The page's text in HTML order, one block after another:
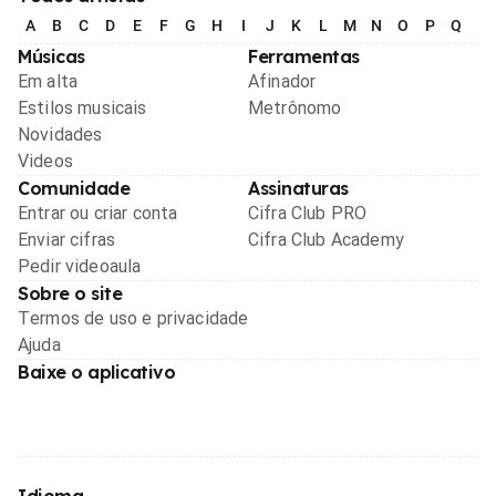
A B C D E F G H I J K L M N O P Q
Músicas
Em alta
Estilos musicais
Novidades
Videos
Ferramentas
Afinador
Metrônomo
Comunidade
Entrar ou criar conta
Enviar cifras
Pedir videoaula
Assinaturas
Cifra Club PRO
Cifra Club Academy
Sobre o site
Termos de uso e privacidade
Ajuda
Baixe o aplicativo